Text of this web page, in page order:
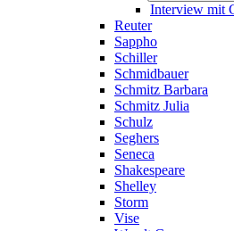
Interview mit
Reuter
Sappho
Schiller
Schmidbauer
Schmitz Barbara
Schmitz Julia
Schulz
Seghers
Seneca
Shakespeare
Shelley
Storm
Vise